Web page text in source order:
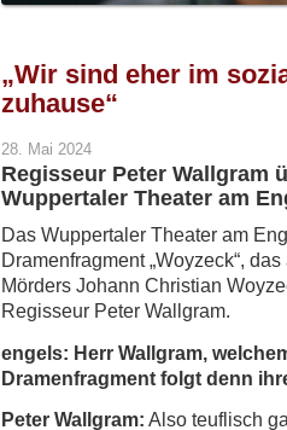
„Wir sind eher im
zuhause“
28. Mai 2024
Regisseur Peter Wallgram
Wuppertaler Theater am
Das Wuppertaler Theater am
Dramenfragment „Woyzeck“,
Mörders Johann Christian
Regisseur Peter Wallgram.
engels: Herr Wallgram,
Dramenfragment folgt denn
Peter Wallgram: Also teuflisch